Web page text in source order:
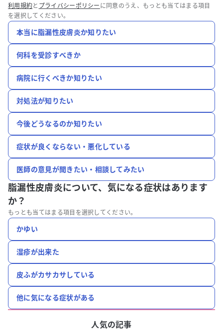
利用規約と プライバシーポリシー に同意のうえ、もっとも当てはまる項目
を選択してください。
本当に脂漏性皮膚炎か知りたい
何科を受診すべきか
病院に行くべきか知りたい
対処法が知りたい
今後どうなるのか知りたい
症状が良くならない・悪化している
医師の意見が聞きたい・相談してみたい
脂漏性皮膚炎について、 気になる症状はあります
か？
もっとも当てはまる項目を選択してください。
かゆい
湿疹が出来た
皮ふがカサカサしている
他に気になる症状がある
人気の記事